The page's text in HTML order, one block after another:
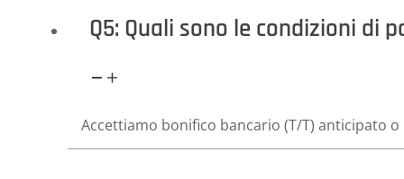
Q5: Quali sono le condizioni di
Accettiamo bonifico bancario (T/T) anticipato